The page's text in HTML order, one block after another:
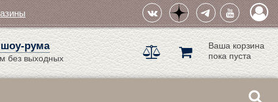
рума
без выходных
Ваша корзина
пока пуста